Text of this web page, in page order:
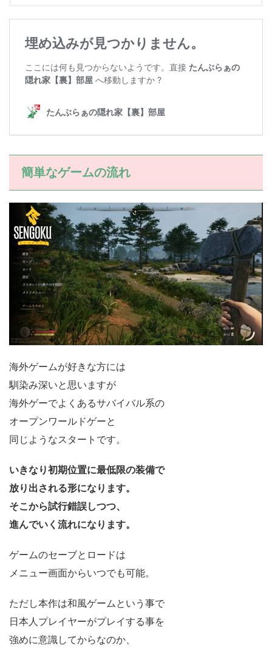
簡単なゲームの流れ
海外ゲームが好きな方には
馴染み深いと思いますが
海外ゲーでよくあるサバイバル系の
オープンワールドゲーと
同じようなスタートです。
いきなり初期位置に最低限の装備で
放り出される形になります。
そこから試行錯誤しつつ、
進んでいく流れになります。
ゲームのセーブとロードは
メニュー画面からいつでも可能。
ただし本作は和風ゲームという事で
日本人プレイヤーがプレイする事を
強めに意識してからなのか、